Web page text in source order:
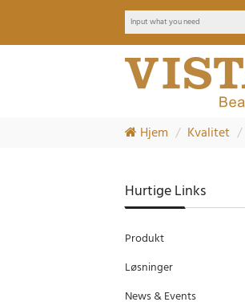
Hjem Kvalitet
Hurtige Links
Produkt
Løsninger
News & Events